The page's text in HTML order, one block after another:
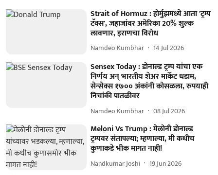
Strait of Hormuz : होर्मुझमध्ये आता 'ट्रम्प
टॅक्स', जहाजांवर अमेरिका 20% शुल्क
लावणार, इराणचा विरोध
Namdeo Kumbhar 14 Jul 2026
Sensex Today : डोनाल्ड ट्रम्प यांचा एक
निर्णय अन् भारतीय शेअर मार्केट धडाम,
सेन्सेक्स १७०० अंकांनी कोसळला, रुपयाही
निचांकी पातळीवर
Namdeo Kumbhar 08 Jul 2026
Meloni Vs Trump : मेलोनी डोनाल्ड
ट्रम्पवर संतापल्या; म्हणाल्या, मी कधीच
कुणाकडे भीक मागत नाही!
Nandkumar Joshi 19 Jun 2026